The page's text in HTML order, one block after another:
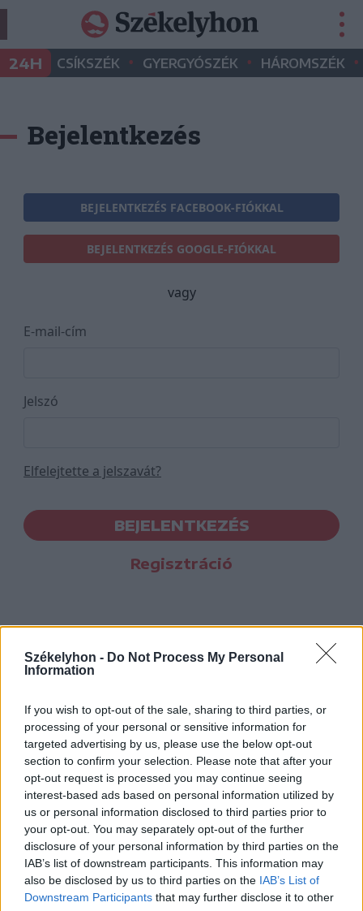
Székelyhon - Do Not Process My Personal
Information
If you wish to opt-out of the sale, sharing to third parties, or
processing of your personal or sensitive information for
targeted advertising by us, please use the below opt-out
section to confirm your selection. Please note that after your
opt-out request is processed you may continue seeing
interest-based ads based on personal information utilized by
us or personal information disclosed to third parties prior to
your opt-out. You may separately opt-out of the further
disclosure of your personal information by third parties on the
IAB’s list of downstream participants. This information may
also be disclosed by us to third parties on the IAB’s List of
Downstream Participants that may further disclose it to other
24H CSÍKSZÉK • GYERGYÓSZÉK • HÁROMSZÉK •
Bejelentkezés
BEJELENTKEZÉS FACEBOOK-FIÓKKAL
BEJELENTKEZÉS GOOGLE-FIÓKKAL
vagy
E-mail-cím
Jelszó
Elfelejtette a jelszavát?
BEJELENTKEZÉS
Regisztráció
Hasznos
Impresszum
Szerzői jogok
Adatvédelmi tájékoztató
Cookie-kezelési tájékoztató
Hozzászólási szabályzat